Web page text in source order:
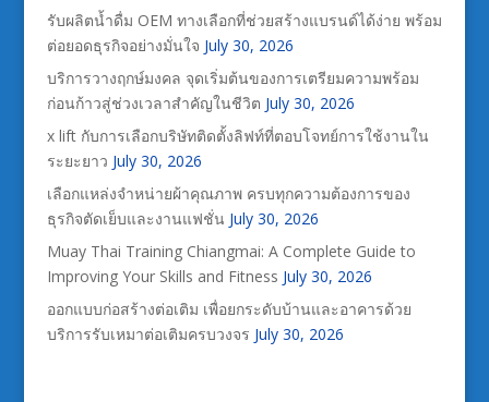
รับผลิตน้ำดื่ม OEM ทางเลือกที่ช่วยสร้างแบรนด์ได้ง่าย พร้อม
ต่อยอดธุรกิจอย่างมั่นใจ July 30, 2026
บริการวางฤกษ์มงคล จุดเริ่มต้นของการเตรียมความพร้อม
ก่อนก้าวสู่ช่วงเวลาสำคัญในชีวิต July 30, 2026
x lift กับการเลือกบริษัทติดตั้งลิฟท์ที่ตอบโจทย์การใช้งานใน
ระยะยาว July 30, 2026
เลือกแหล่งจำหน่ายผ้าคุณภาพ ครบทุกความต้องการของ
ธุรกิจตัดเย็บและงานแฟชั่น July 30, 2026
Muay Thai Training Chiangmai: A Complete Guide to
Improving Your Skills and Fitness July 30, 2026
ออกแบบก่อสร้างต่อเติม เพื่อยกระดับบ้านและอาคารด้วย
บริการรับเหมาต่อเติมครบวงจร July 30, 2026